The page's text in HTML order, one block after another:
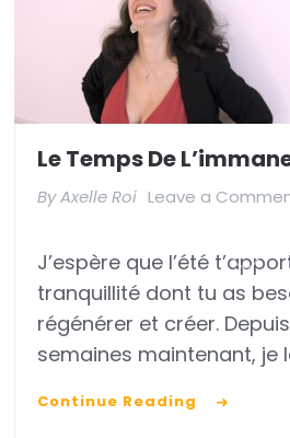
Le Temps De
ByAxelle Roi Leave a
J’espère que l’été
tranquillité dont tu as
régénérer et créer.
semaines maintenant, je
Continue Reading